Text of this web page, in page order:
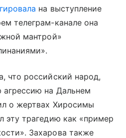
на выступление
телеграм-канале она
мантрой»
что российский народ,
агрессию на Дальнем
о жертвах Хиросимы
эту трагедию как «пример
Захарова также